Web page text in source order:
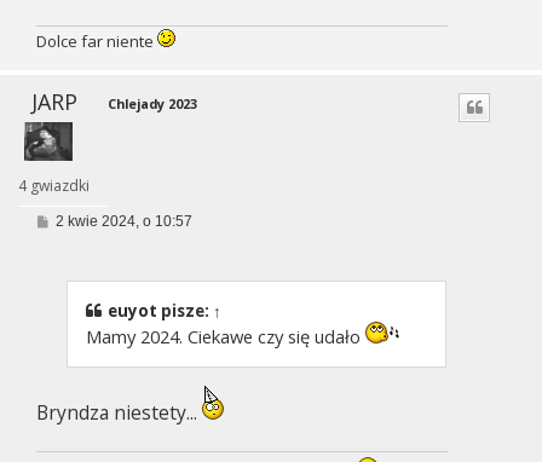
Dolce far niente
JARP
4 gwiazdki
Chlejady 2023
P2 kwie 2024, o 10:57
euyot pisze: ↑
Mamy 2024. Ciekawe czy się udało
Bryndza niestety...